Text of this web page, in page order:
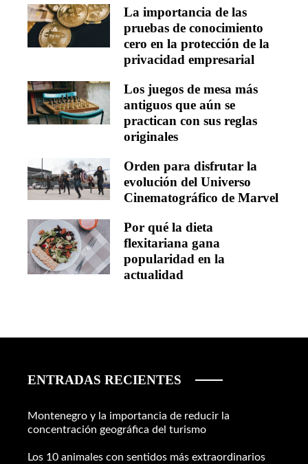
La importancia de las
pruebas de conocimiento
cero en la protección de la
privacidad empresarial
Los juegos de mesa más
antiguos que aún se
practican con sus reglas
originales
Orden para disfrutar la
evolución del Universo
Cinematográfico de Marvel
Por qué la dieta
flexitariana gana
popularidad en la
actualidad
ENTRADAS RECIENTES
Montenegro y la importancia de reducir la
concentración geográfica del turismo
Los 10 animales con sentidos más extraordinarios